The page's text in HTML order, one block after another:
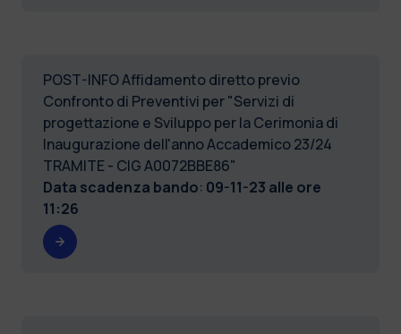
POST-INFO Affidamento diretto previo
Confronto di Preventivi per "Servizi di
progettazione e Sviluppo per la Cerimonia di
Inaugurazione dell'anno Accademico 23/24
TRAMITE - CIG A0072BBE86"
Data scadenza bando: 09-11-23 alle ore
11:26